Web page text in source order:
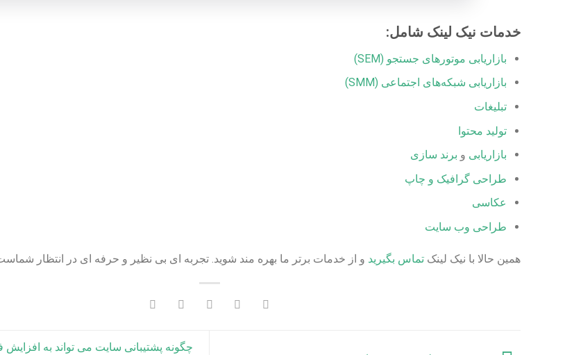
خدمات نیک لینک شامل:
بازاریابی موتورهای جستجو (SEM)
بازاریابی شبکه‌های اجتماعی (SMM)
تبلیغات
تولید محتوا
بازاریابی و برند سازی
طراحی گرافیک و چاپ
عکاسی
طراحی وب سایت
همین حالا با نیک لینک تماس بگیرید و از خدمات برتر ما بهره مند شوید. تجربه ای بی نظیر و حرفه ای در انتظار
چگونه پشتیبانی سایت می‌ تواند به